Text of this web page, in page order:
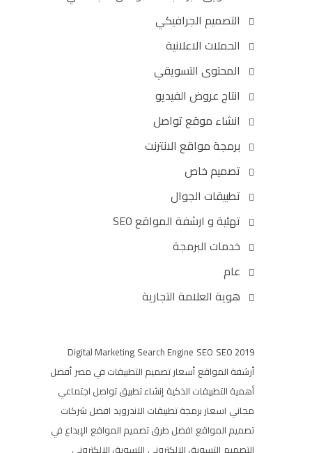
التصميم الجرافيكي
الحملات الاعلانية
المحتوى التسويقي
انتاج عروض الفيديو
انشاء موقع تواصل
برمجة مواقع الانترنت
تصميم خاص
تطبيقات الجوال
تهئية و ارشفة المواقع SEO
خدمات البرمجة
عام
هوية العلامة التجارية
Digital Marketing Search Engine SEO SEO 2019
أرشفة المواقع أسعار تصميم التطبيقات في مصر أفضل
أهمية التطبيقات الذكية إنشاء تطبيق تواصل اجتماعي
مجاني اسعار برمجة تطبيقات الاندرويد افضل شركات
تصميم المواقع افضل طرق تصميم المواقع الإبداع في
التصميم التسويق الإلكتروني التسويق الالكتروني